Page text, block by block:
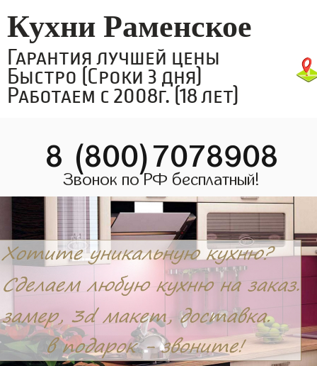
Кухни Раменское
Гарантия лучшей цены
Быстро (Сроки 3 дня)
Работаем с 2008г. (18 лет)
8 (800)7078908
Звонок по РФ бесплатный!